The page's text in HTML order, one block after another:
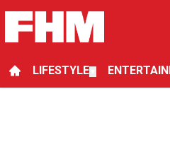
LIFESTYLE